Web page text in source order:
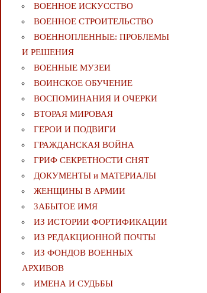
ВОЕННОЕ ИСКУССТВО
ВОЕННОЕ СТРОИТЕЛЬСТВО
ВОЕННОПЛЕННЫЕ: ПРОБЛЕМЫ
И РЕШЕНИЯ
ВОЕННЫЕ МУЗЕИ
ВОИНСКОЕ ОБУЧЕНИЕ
ВОСПОМИНАНИЯ И ОЧЕРКИ
ВТОРАЯ МИРОВАЯ
ГЕРОИ И ПОДВИГИ
ГРАЖДАНСКАЯ ВОЙНА
ГРИФ СЕКРЕТНОСТИ СНЯТ
ДОКУМЕНТЫ и МАТЕРИАЛЫ
ЖЕНЩИНЫ В АРМИИ
ЗАБЫТОЕ ИМЯ
ИЗ ИСТОРИИ ФОРТИФИКАЦИИ
ИЗ РЕДАКЦИОННОЙ ПОЧТЫ
ИЗ ФОНДОВ ВОЕННЫХ
АРХИВОВ
ИМЕНА И СУДЬБЫ